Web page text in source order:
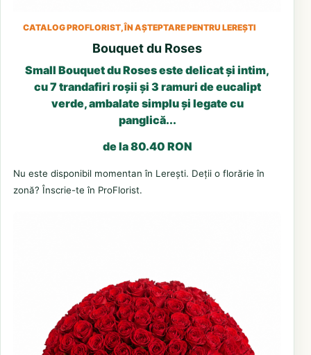
CATALOG PROFLORIST, ÎN AȘTEPTARE PENTRU LEREȘTI
Bouquet du Roses
Small Bouquet du Roses este delicat și intim,
cu 7 trandafiri roșii și 3 ramuri de eucalipt
verde, ambalate simplu și legate cu
panglică...
de la 80.40 RON
Nu este disponibil momentan în Lerești. Deții o florărie în
zonă? Înscrie-te în ProFlorist.